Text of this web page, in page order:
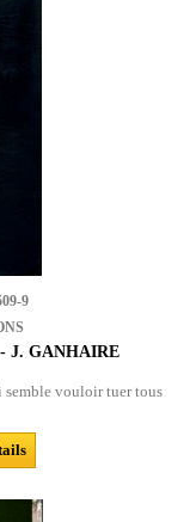
9
J. GANHAIRE
semble vouloir tuer tous